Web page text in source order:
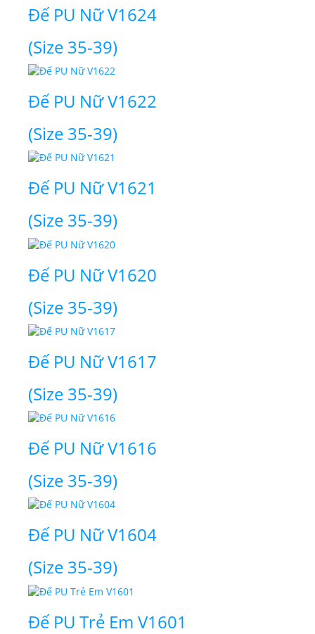
Đế PU Nữ V1624
(Size 35-39)
Đế PU Nữ V1622
(Size 35-39)
Đế PU Nữ V1621
(Size 35-39)
Đế PU Nữ V1620
(Size 35-39)
Đế PU Nữ V1617
(Size 35-39)
Đế PU Nữ V1616
(Size 35-39)
Đế PU Nữ V1604
(Size 35-39)
Đế PU Trẻ Em V1601